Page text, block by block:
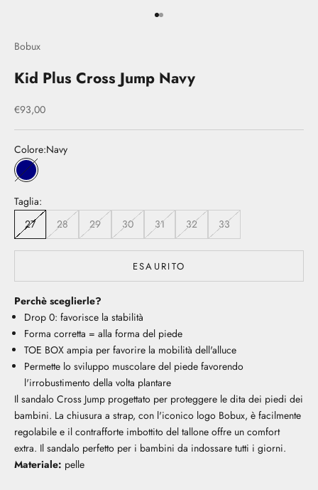
Vai all'articolo 1
Vai all'articolo 2
Bobux
Kid Plus Cross Jump Navy
Prezzo scontato
€93,00
Colore:Navy
Navy
Taglia:
27
28 29 30 31 32 33
ESAURITO
Perchè sceglierle?
Drop 0: favorisce la stabilità
Forma corretta = alla forma del piede
TOE BOX ampia per favorire la mobilità dell'alluce
Permette lo sviluppo muscolare del piede favorendo
l'irrobustimento della volta plantare
Il sandalo Cross Jump progettato per proteggere le dita dei piedi dei
bambini. La chiusura a strap, con l'iconico logo Bobux, è facilmente
regolabile e il contrafforte imbottito del tallone offre un comfort
extra. Il sandalo perfetto per i bambini da indossare tutti i giorni.
Materiale: pelle